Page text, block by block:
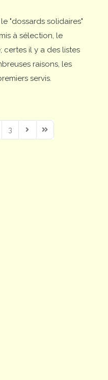
"dossards solidaires"
à sélection, le
certes il y a des listes
raisons, les
servis.
3
Next PageLast Page